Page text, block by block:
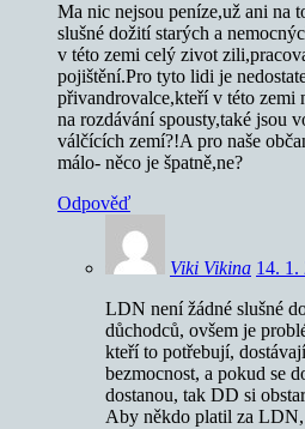
Ma nic nejsou peníze,už ani na
slušné dožití starých a
v této zemi celý zivot
pojištění.Pro tyto lidi je
přivandrovalce,kteří v této zemi
na rozdávání spousty,také jsou
válčících zemí?!A pro naše
málo- něco je špatně,ne?
Odpověď
Viki Vikina 14. 1.
LDN není žádné slušné
důchodců, ovšem je
kteří to potřebují,
bezmocnost, a pokud se
dostanou, tak DD si
Aby někdo platil za